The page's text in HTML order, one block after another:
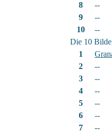
8
--
9
--
10
--
Die 10
1
2
--
3
--
4
--
5
--
6
--
7
--